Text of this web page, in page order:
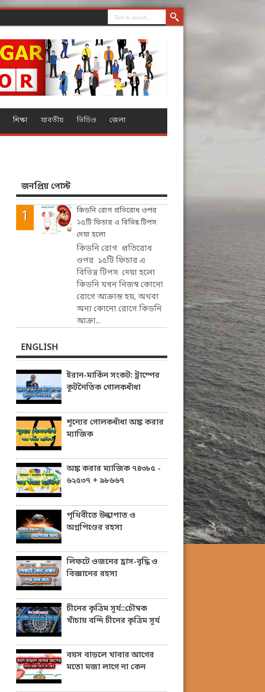
শিক্ষা যাবতীয় ভিডিও জেলা
জনপ্রিয় পোস্ট
কিডনি রোগ প্রতিরোধ ওপর
১৫টি ফিচার এ বিভিন্ন টিপস
দেয়া হলো
কিডনি রোগ প্রতিরোধ
ওপর ১৫টি ফিচার এ
বিভিন্ন টিপস দেয়া হলো
কিডনি যখন নিজস্ব কোনো
রোগে আক্রান্ত হয়, অথবা
অন্য কোনো রোগে কিডনি
আক্রা...
ENGLISH
ইরান-মার্কিন সংকট: ট্রাম্পের
কূটনৈতিক গোলকধাঁধা
শূন্যের গোলকধাঁধা অঙ্ক করার
ম্যাজিক
অঙ্ক করার ম্যাজিক ৭৪৩৮৫ -
৬২৫৩৭ + ৯৮৬৬৭
পৃথিবীতে উল্কাপাত ও
অগ্নপিণ্ডের রহস্য
লিফটে ওজনের হ্রাস-বৃদ্ধি ও
বিজ্ঞানের রহস্য
চীনের কৃত্রিম সূর্য::চৌম্বক
খাঁচায় বন্দি চীনের কৃত্রিম সূর্য
বয়স বাড়লে খাবার আগের
মতো মজা লাগে না কেন